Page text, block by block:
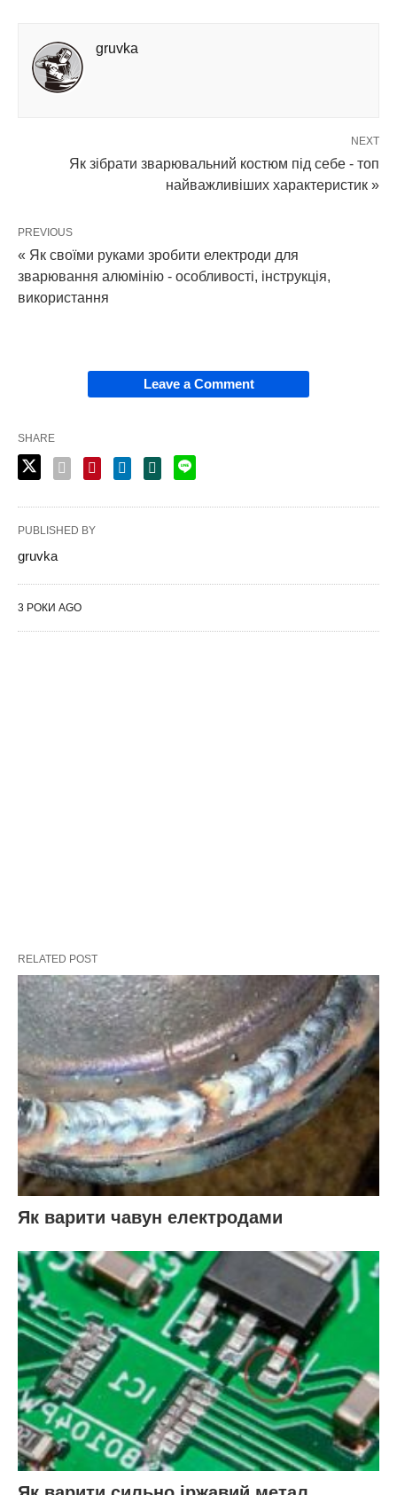
gruvka
NEXT
Як зібрати зварювальний костюм під себе - топ
найважливіших характеристик »
PREVIOUS
« Як своїми руками зробити електроди для
зварювання алюмінію - особливості, інструкція,
використання
Leave a Comment
SHARE
PUBLISHED BY
gruvka
3 РОКИ AGO
RELATED POST
Як варити чавун електродами